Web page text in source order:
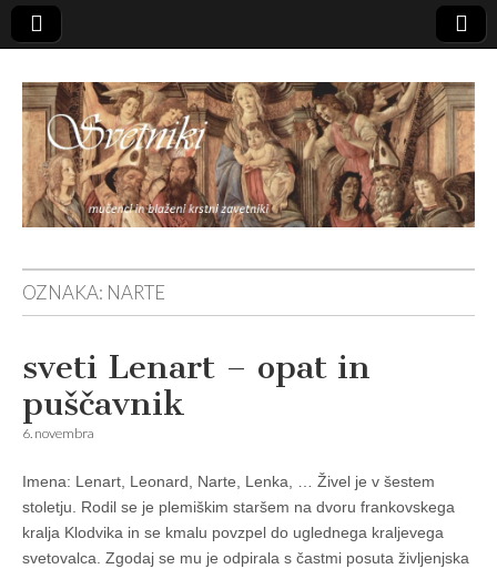
Svetniki,
mučenci in
blaženi
OZNAKA: NARTE
sveti Lenart – opat in
puščavnik
6. novembra
Imena: Lenart, Leonard, Narte, Lenka, … Živel je v šestem
stoletju. Rodil se je plemiškim staršem na dvoru frankovskega
kralja Klodvika in se kmalu povzpel do uglednega kraljevega
svetovalca. Zgodaj se mu je odpirala s častmi posuta življenjska